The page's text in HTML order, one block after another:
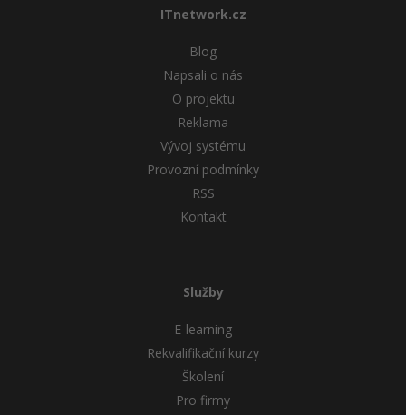
ITnetwork.cz
Blog
Napsali o nás
O projektu
Reklama
Vývoj systému
Provozní podmínky
RSS
Kontakt
Služby
E-learning
Rekvalifikační kurzy
Školení
Pro firmy